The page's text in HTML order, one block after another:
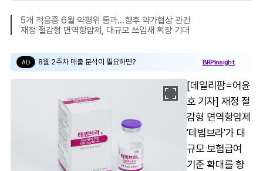
5개 적응증 6월 약평위 통과...향후 약가협상 관건
재정 절감형 면역항암제, 대규모 쓰임새 확장 기대
AD 8월 2주차 매출 분석이 필요하면? BRPInsight
[데일리팜=어윤
호 기자] 재정 절
감형 면역항암제
'테빔브라'가 대
규모 보험급여
기준 확대를 향